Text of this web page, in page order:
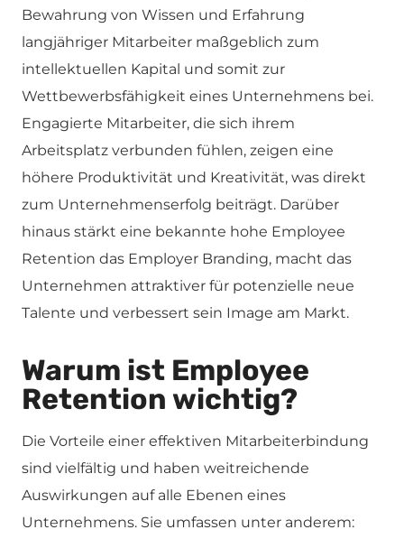
Bewahrung von Wissen und Erfahrung
langjähriger Mitarbeiter maßgeblich zum
intellektuellen Kapital und somit zur
Wettbewerbsfähigkeit eines Unternehmens bei.
Engagierte Mitarbeiter, die sich ihrem
Arbeitsplatz verbunden fühlen, zeigen eine
höhere Produktivität und Kreativität, was direkt
zum Unternehmenserfolg beiträgt. Darüber
hinaus stärkt eine bekannte hohe Employee
Retention das Employer Branding, macht das
Unternehmen attraktiver für potenzielle neue
Talente und verbessert sein Image am Markt.
Warum ist Employee
Retention wichtig?
Die Vorteile einer effektiven Mitarbeiterbindung
sind vielfältig und haben weitreichende
Auswirkungen auf alle Ebenen eines
Unternehmens. Sie umfassen unter anderem: